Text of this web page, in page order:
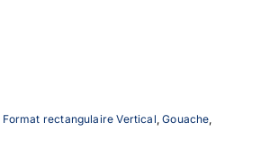
Format rectangulaire Vertical,Gouache,